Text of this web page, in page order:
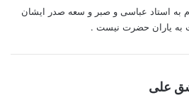
به استاد عباسی و صبر و سعه صدر ایشان
به یاران حضرت نیست .
علی